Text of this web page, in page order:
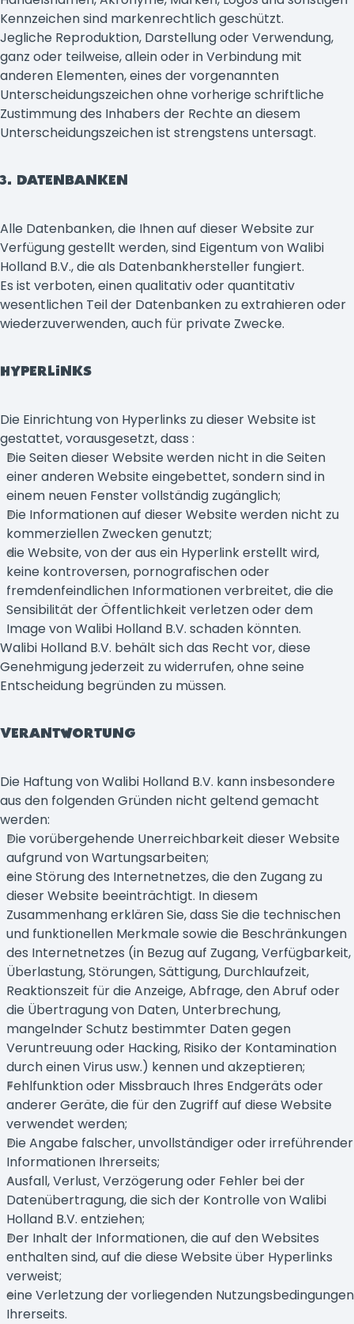
Kennzeichen sind markenrechtlich geschützt.
Jegliche Reproduktion, Darstellung oder Verwendung,
ganz oder teilweise, allein oder in Verbindung mit
anderen Elementen, eines der vorgenannten
Unterscheidungszeichen ohne vorherige schriftliche
Zustimmung des Inhabers der Rechte an diesem
Unterscheidungszeichen ist strengstens untersagt.
3. DATENBANKEN
Alle Datenbanken, die Ihnen auf dieser Website zur
Verfügung gestellt werden, sind Eigentum von Walibi
Holland B.V., die als Datenbankhersteller fungiert.
Es ist verboten, einen qualitativ oder quantitativ
wesentlichen Teil der Datenbanken zu extrahieren oder
wiederzuverwenden, auch für private Zwecke.
HYPERLINKS
Die Einrichtung von Hyperlinks zu dieser Website ist
gestattet, vorausgesetzt, dass :
Die Seiten dieser Website werden nicht in die Seiten
einer anderen Website eingebettet, sondern sind in
einem neuen Fenster vollständig zugänglich;
Die Informationen auf dieser Website werden nicht zu
kommerziellen Zwecken genutzt;
die Website, von der aus ein Hyperlink erstellt wird,
keine kontroversen, pornografischen oder
fremdenfeindlichen Informationen verbreitet, die die
Sensibilität der Öffentlichkeit verletzen oder dem
Image von Walibi Holland B.V. schaden könnten.
Walibi Holland B.V. behält sich das Recht vor, diese
Genehmigung jederzeit zu widerrufen, ohne seine
Entscheidung begründen zu müssen.
VERANTWORTUNG
Die Haftung von Walibi Holland B.V. kann insbesondere
aus den folgenden Gründen nicht geltend gemacht
werden:
Die vorübergehende Unerreichbarkeit dieser Website
aufgrund von Wartungsarbeiten;
eine Störung des Internetnetzes, die den Zugang zu
dieser Website beeinträchtigt. In diesem
Zusammenhang erklären Sie, dass Sie die technischen
und funktionellen Merkmale sowie die Beschränkungen
des Internetnetzes (in Bezug auf Zugang, Verfügbarkeit,
Überlastung, Störungen, Sättigung, Durchlaufzeit,
Reaktionszeit für die Anzeige, Abfrage, den Abruf oder
die Übertragung von Daten, Unterbrechung,
mangelnder Schutz bestimmter Daten gegen
Veruntreuung oder Hacking, Risiko der Kontamination
durch einen Virus usw.) kennen und akzeptieren;
Fehlfunktion oder Missbrauch Ihres Endgeräts oder
anderer Geräte, die für den Zugriff auf diese Website
verwendet werden;
Die Angabe falscher, unvollständiger oder irreführender
Informationen Ihrerseits;
Ausfall, Verlust, Verzögerung oder Fehler bei der
Datenübertragung, die sich der Kontrolle von Walibi
Holland B.V. entziehen;
Der Inhalt der Informationen, die auf den Websites
enthalten sind, auf die diese Website über Hyperlinks
verweist;
eine Verletzung der vorliegenden Nutzungsbedingungen
Ihrerseits.